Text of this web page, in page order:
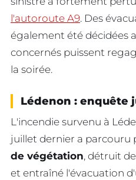
l'autoroute A9. Des
également été décidées
concernés puissent
la soirée.
Lédenon : enquête
L'incendie survenu à
juillet dernier a parcouru
de végétation, détruit
et entraîné l'évacuation